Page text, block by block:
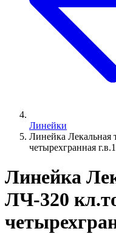
Линейки
Линейка Лекальная
четырехгранная
Линейка
ЛЧ-320